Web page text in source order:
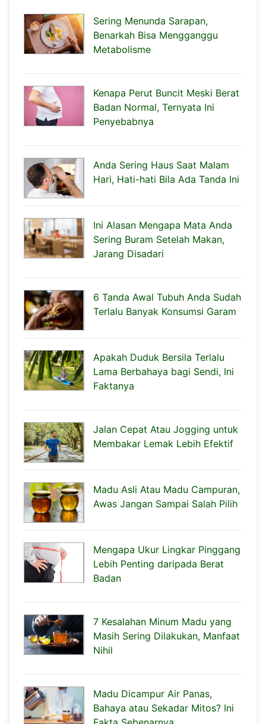
Sering Menunda Sarapan,
Benarkah Bisa Mengganggu
Metabolisme
Kenapa Perut Buncit Meski Berat
Badan Normal, Ternyata Ini
Penyebabnya
Anda Sering Haus Saat Malam
Hari, Hati-hati Bila Ada Tanda Ini
Ini Alasan Mengapa Mata Anda
Sering Buram Setelah Makan,
Jarang Disadari
6 Tanda Awal Tubuh Anda Sudah
Terlalu Banyak Konsumsi Garam
Apakah Duduk Bersila Terlalu
Lama Berbahaya bagi Sendi, Ini
Faktanya
Jalan Cepat Atau Jogging untuk
Membakar Lemak Lebih Efektif
Madu Asli Atau Madu Campuran,
Awas Jangan Sampai Salah Pilih
Mengapa Ukur Lingkar Pinggang
Lebih Penting daripada Berat
Badan
7 Kesalahan Minum Madu yang
Masih Sering Dilakukan, Manfaat
Nihil
Madu Dicampur Air Panas,
Bahaya atau Sekadar Mitos? Ini